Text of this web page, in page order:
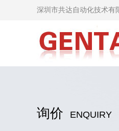
深圳市共达自动化技术有
询价 ENQUIRY